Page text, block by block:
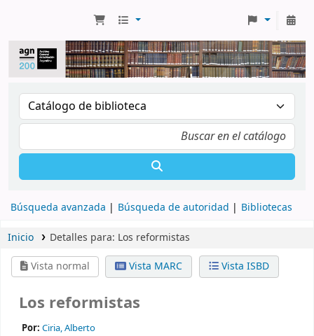
Búsqueda avanzada Búsqueda de autoridad Bibliotecas
Inicio Detalles para: Los reformistas
Vista normal
Vista MARC Vista ISBD
Los reformistas
Por: Ciria, Alberto